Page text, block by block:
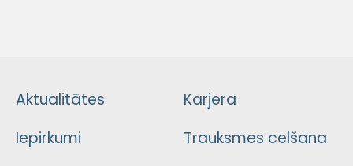
Aktualitātes
Iepirkumi
Karjera
Trauksmes celšana